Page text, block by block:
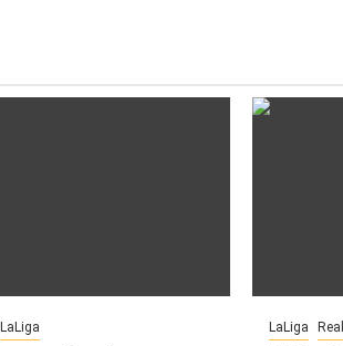
LaLiga LaLiga